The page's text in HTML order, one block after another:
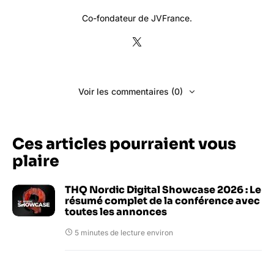
Co-fondateur de JVFrance.
Voir les commentaires (0)
Ces articles pourraient vous
plaire
THQ Nordic Digital Showcase 2026 : Le
résumé complet de la conférence avec
toutes les annonces
5 minutes de lecture environ